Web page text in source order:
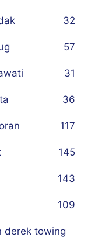
32
57
31
36
117
145
143
109
derek towing